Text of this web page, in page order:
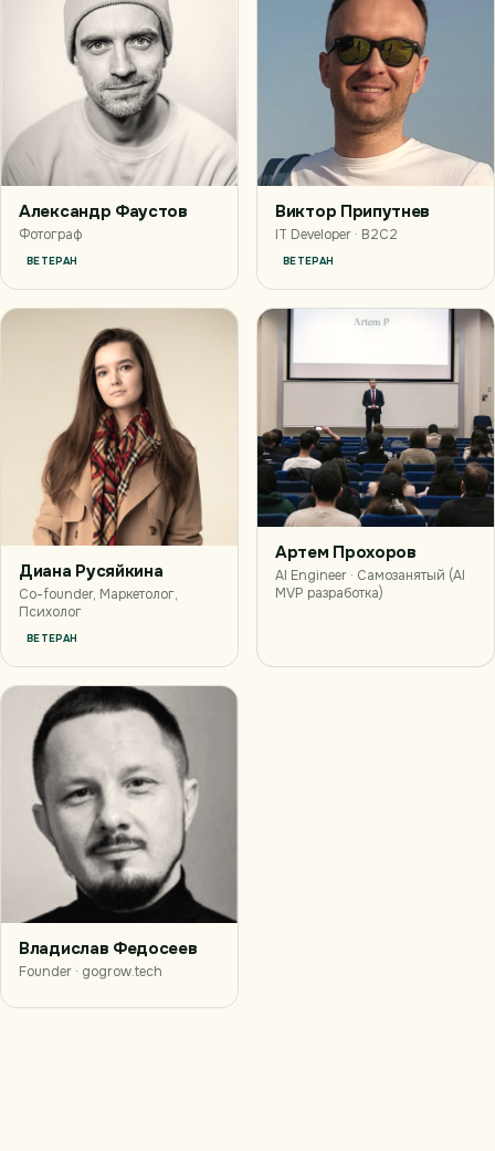
Александр Фаустов
Фотограф
ВЕТЕРАН
Виктор Припутнев
IT Developer · B2C2
ВЕТЕРАН
Диана Русяйкина
Co-founder, Маркетолог,
Психолог
ВЕТЕРАН
Артем Прохоров
AI Engineer · Самозанятый (AI
MVP разработка)
Владислав Федосеев
Founder · gogrow.tech